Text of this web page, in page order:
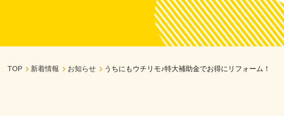
TOP 新着情報 お知らせ うちにもウチリモ♪特大補助金でお得にリフォーム！